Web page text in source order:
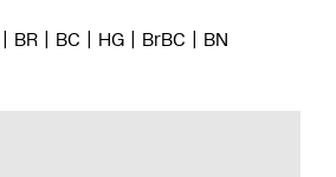
BR BC HG BrBC BN